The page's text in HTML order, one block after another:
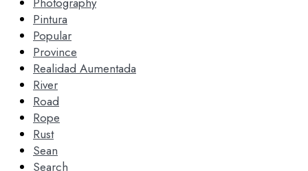
Pintura
Popular
Province
Realidad Aumentada
River
Road
Rope
Rust
Sean
Search